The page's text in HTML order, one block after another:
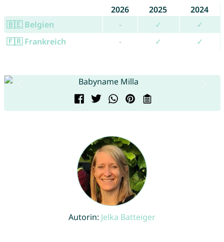
2026 2025
2024
🇧🇪 Belgien
- ✓
✓
🇫🇷 Frankreich
- ✓ ✓
Autorin: Jelka Batteiger